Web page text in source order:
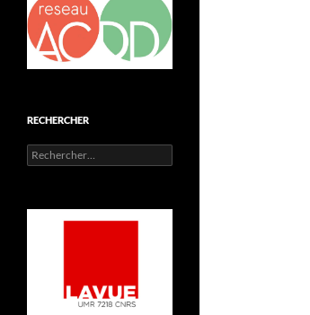
RECHERCHER
Rechercher :